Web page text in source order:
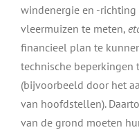
windenergie en -
vleermuizen te meten,
financieel plan te
technische beperkingen
(bijvoorbeeld door het
van hoofdstellen).
van de grond moeten